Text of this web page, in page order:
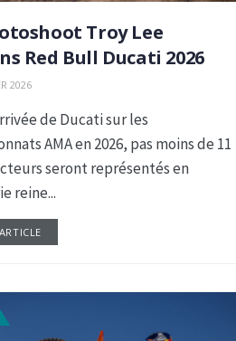
Troy Lee
Red Bull Ducati 2026
2026
de Ducati sur les
AMA en 2026, pas moins de 11
seront représentés en
reine...